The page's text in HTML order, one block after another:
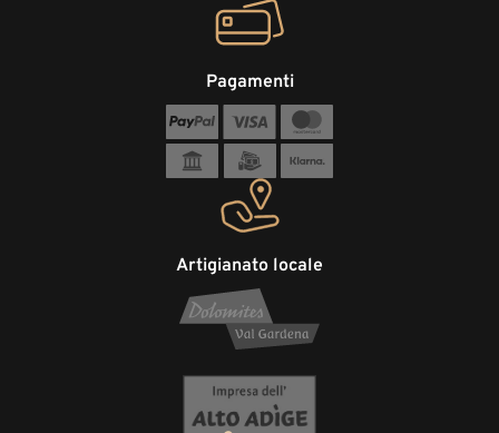
Artigianato locale
Pagamenti